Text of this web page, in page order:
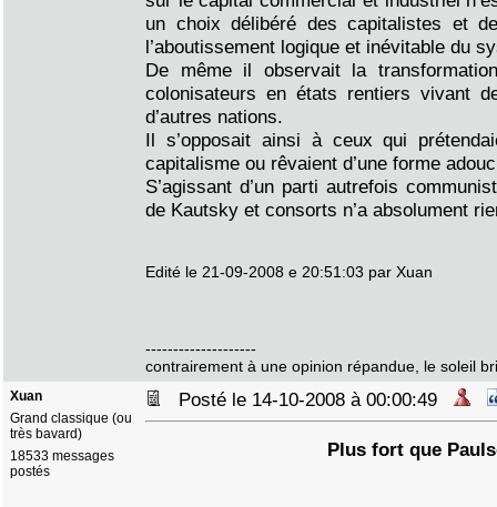
un choix délibéré des capitalistes et
l’aboutissement logique et inévitable du
De même il observait la
colonisateurs en états rentiers vivant
d’autres nations.
Il s’opposait ainsi à ceux qui
capitalisme ou rêvaient d’une forme
S’agissant d’un parti autrefois
de Kautsky et consorts n’a absolument
Edité le 21-09-2008 e 20:51:03 par Xuan
--------------------
contrairement à une opinion répandue, le soleil
Xuan
Grand classique (ou
très bavard)
18533 messages
postés
Posté le 14-10-2008 à 00:00:49
Plus fort que